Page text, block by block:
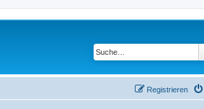
Registrieren